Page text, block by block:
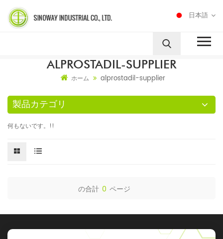
日本語
ALPROSTADIL-SUPPLIER
ホーム alprostadil-supplier
製品カテゴリ
何もないです。!!
の合計 0 ページ